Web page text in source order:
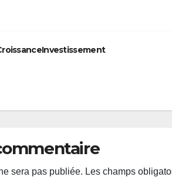
sera pas publiée. Les champs